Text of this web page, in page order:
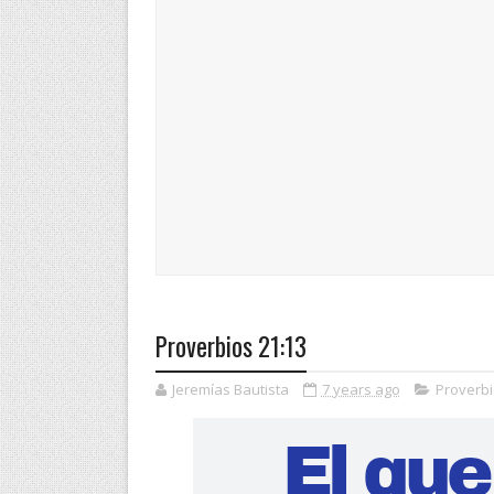
Proverbios 21:13
Jeremías Bautista 7 years ago